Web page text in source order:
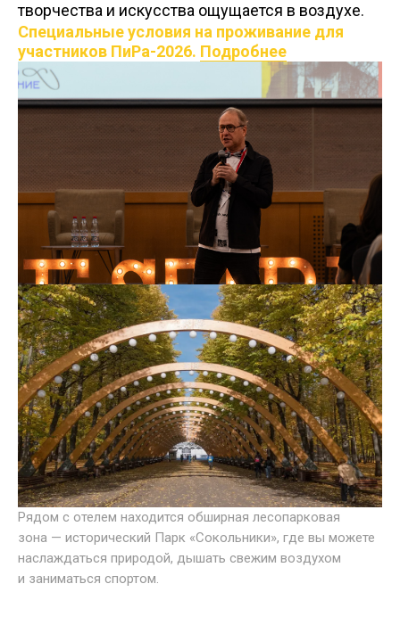
творчества и искусства ощущается в воздухе.
Специальные условия на проживание для
участников ПиРа-2026. Подробнее
Рядом с отелем находится обширная лесопарковая
зона — исторический Парк «Сокольники», где вы можете
наслаждаться природой, дышать свежим воздухом
и заниматься спортом.